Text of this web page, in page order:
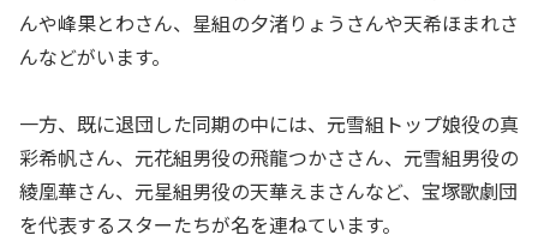
んや峰果とわさん、星組の夕渚りょうさんや天希ほまれさ
んなどがいます。
一方、既に退団した同期の中には、元雪組トップ娘役の真
彩希帆さん、元花組男役の飛龍つかささん、元雪組男役の
綾凰華さん、元星組男役の天華えまさんなど、宝塚歌劇団
を代表するスターたちが名を連ねています。